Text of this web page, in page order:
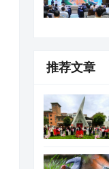
推荐文章